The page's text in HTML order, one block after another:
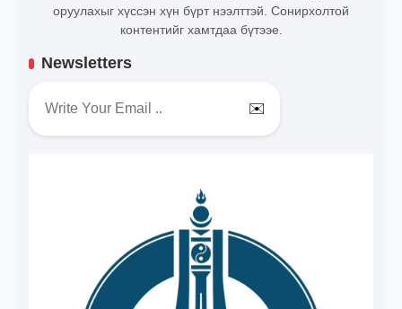
оруулахыг хүссэн хүн бүрт нээлттэй. Сонирхолтой
контентийг хамтдаа бүтээе.
Newsletters
✉️